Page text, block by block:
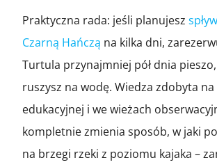
Praktyczna rada: jeśli planujesz
Czarną Hańczą na kilka dni,
Turtula przynajmniej pół dnia
ruszysz na wodę. Wiedza zdobyta na
edukacyjnej i we wieżach
kompletnie zmienia sposób, w jaki
na brzegi rzeki z poziomu kajaka –